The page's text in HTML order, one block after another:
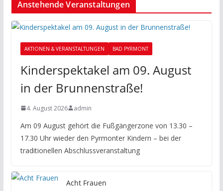
Anstehende Veranstaltungen
AKTIONEN & VERANSTALTUNGEN BAD PYRMONT
Kinderspektakel am 09. August
in der Brunnenstraße!
4. August 2026 admin
Am 09 August gehört die Fußgängerzone von 13.30 –
17.30 Uhr wieder den Pyrmonter Kindern – bei der
traditionellen Abschlussveranstaltung
Acht Frauen